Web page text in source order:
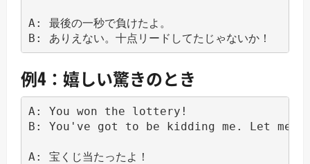
A: 最後の一秒で負けたよ。
例4：嬉しい驚きのとき
A: You won the lottery!
B: You've got to be kidding me. Let me
A: 宝くじ当たったよ！